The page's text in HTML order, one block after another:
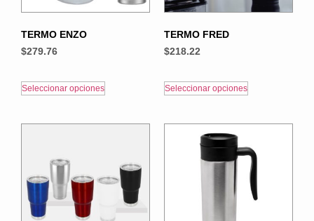
TERMO ENZO
$279.76
Seleccionar opciones
TERMO FRED
$218.22
Seleccionar opciones